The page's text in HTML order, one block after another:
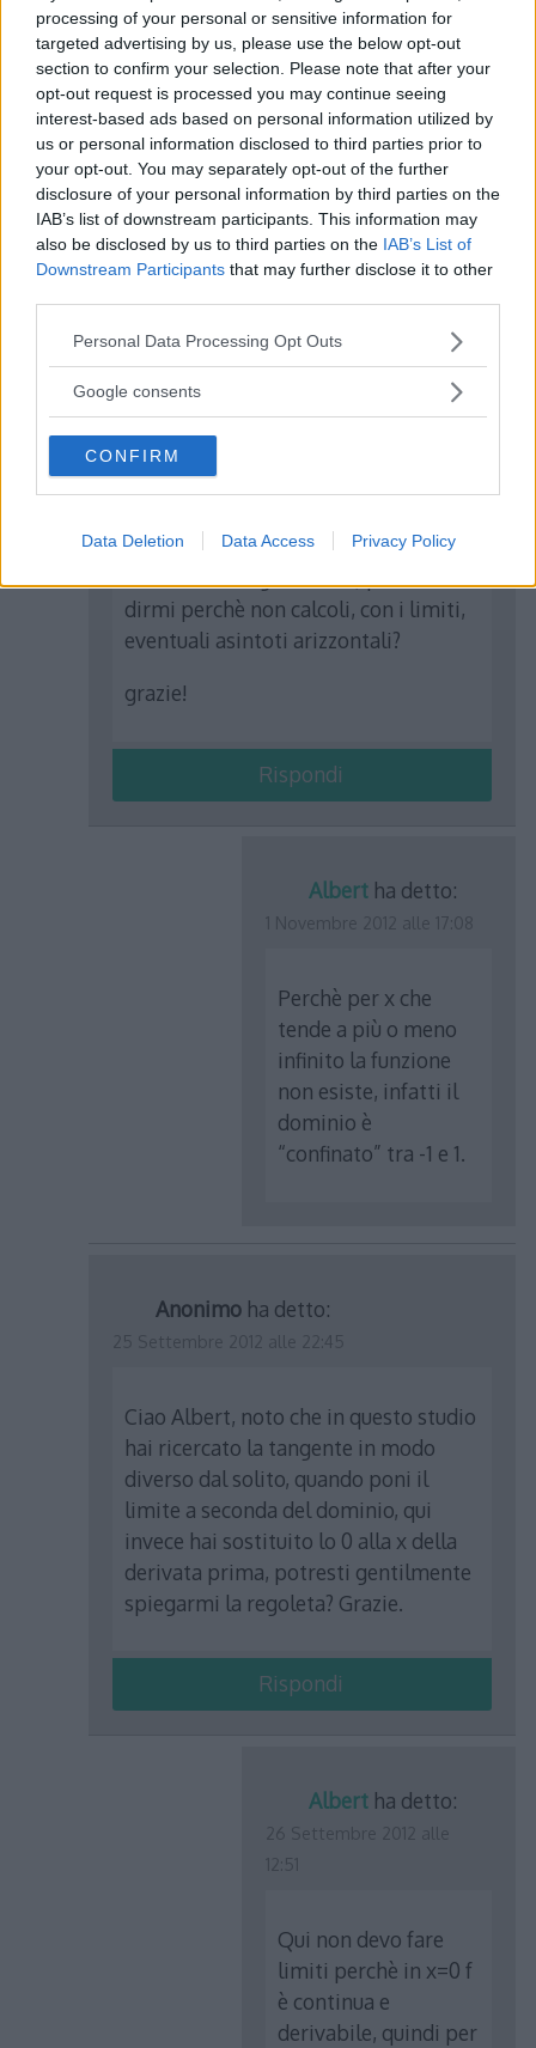
processing of your personal or sensitive information for
targeted advertising by us, please use the below opt-out
section to confirm your selection. Please note that after your
opt-out request is processed you may continue seeing
interest-based ads based on personal information utilized by
us or personal information disclosed to third parties prior to
your opt-out. You may separately opt-out of the further
disclosure of your personal information by third parties on the
IAB’s list of downstream participants. This information may
also be disclosed by us to third parties on the IAB’s List of
Downstream Participants that may further disclose it to other
Please note that this website/app uses one or more Google
not limited to your visit or usage behaviour. You may click to
use your data for below specified purposes in below Google
consent section.
Personal Data Processing Opt Outs
Google consents
CONFIRM
Data Deletion Data Access Privacy Policy
Albert ha detto:
14 Novembre 2012 alle 19:53
No, è giusto così. E il
grafico finale
(generato da un
calcolatore online) lo
Anonimo
dirmi perchè non calcoli, con i limiti,
eventuali asintoti arizzontali?
grazie!
Rispondi
Albert ha detto:
Perchè per x che
tende a più o meno
infinito la funzione
non esiste, infatti il
dominio è
“confinato” tra -1 e 1.
Anonimo ha detto:
Ciao Albert, noto che in questo studio
hai ricercato la tangente in modo
diverso dal solito, quando poni il
limite a seconda del dominio, qui
invece hai sostituito lo 0 alla x della
derivata prima, potresti gentilmente
spiegarmi la regoleta? Grazie.
Rispondi
Albert ha detto:
Qui non devo fare
limiti perchè in x=0 f
è continua e
derivabile, quindi per